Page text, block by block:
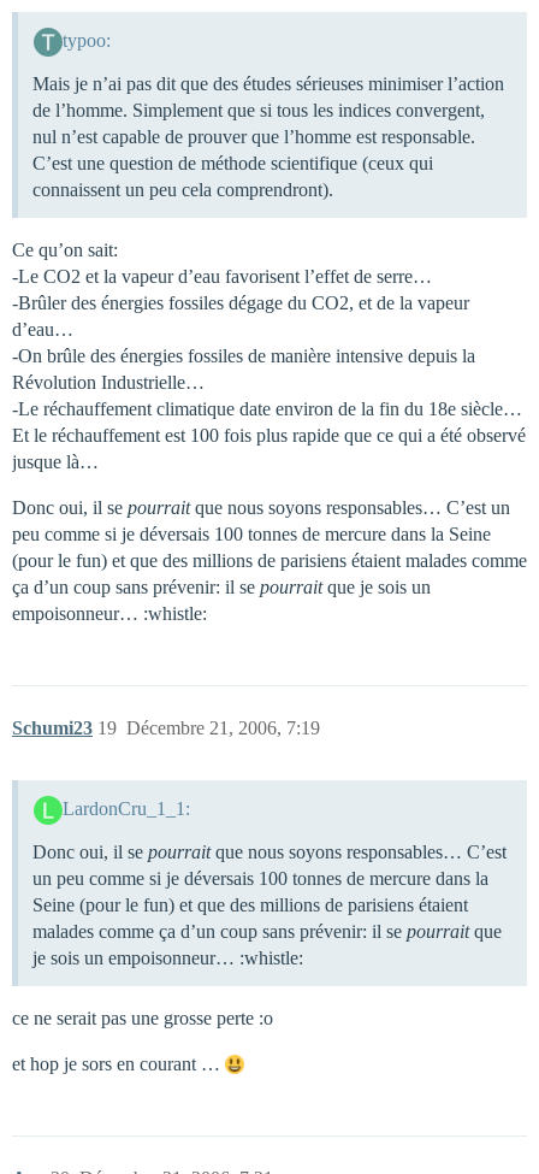
typoo:
Mais je n’ai pas dit que des études sérieuses minimiser l’action
de l’homme. Simplement que si tous les indices convergent,
nul n’est capable de prouver que l’homme est responsable.
C’est une question de méthode scientifique (ceux qui
connaissent un peu cela comprendront).
Ce qu’on sait:
-Le CO2 et la vapeur d’eau favorisent l’effet de serre…
-Brûler des énergies fossiles dégage du CO2, et de la vapeur
d’eau…
-On brûle des énergies fossiles de manière intensive depuis la
Révolution Industrielle…
-Le réchauffement climatique date environ de la fin du 18e siècle…
Et le réchauffement est 100 fois plus rapide que ce qui a été observé
jusque là…
Donc oui, il se pourraitque nous soyons responsables… C’est un
peu comme si je déversais 100 tonnes de mercure dans la Seine
(pour le fun) et que des millions de parisiens étaient malades comme
ça d’un coup sans prévenir: il se pourraitque je sois un
empoisonneur… :whistle:
Schumi23 Décembre 21, 2006, 7:19
19
LardonCru_1_1:
Donc oui, il se pourraitque nous soyons responsables… C’est
un peu comme si je déversais 100 tonnes de mercure dans la
Seine (pour le fun) et que des millions de parisiens étaient
malades comme ça d’un coup sans prévenir: il se pourraitque
je sois un empoisonneur… :whistle:
ce ne serait pas une grosse perte :o
et hop je sors en courant …